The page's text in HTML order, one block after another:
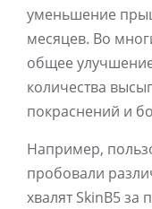
уменьшение
месяцев. Во
общее
количества
покраснений и
Например,
пробовали
хвалят SkinB5